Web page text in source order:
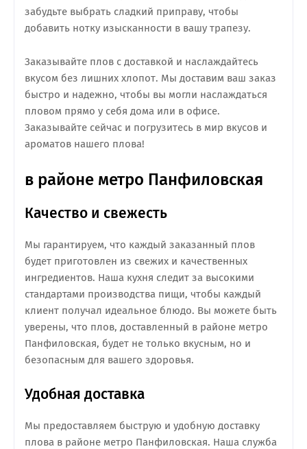
забудьте выбрать сладкий приправу, чтобы
добавить нотку изысканности в вашу трапезу.
Заказывайте плов с доставкой и наслаждайтесь
вкусом без лишних хлопот. Мы доставим ваш заказ
быстро и надежно, чтобы вы могли наслаждаться
пловом прямо у себя дома или в офисе.
Заказывайте сейчас и погрузитесь в мир вкусов и
ароматов нашего плова!
в районе метро Панфиловская
Качество и свежесть
Мы гарантируем, что каждый заказанный плов
будет приготовлен из свежих и качественных
ингредиентов. Наша кухня следит за высокими
стандартами производства пищи, чтобы каждый
клиент получал идеальное блюдо. Вы можете быть
уверены, что плов, доставленный в районе метро
Панфиловская, будет не только вкусным, но и
безопасным для вашего здоровья.
Удобная доставка
Мы предоставляем быструю и удобную доставку
плова в районе метро Панфиловская. Наша служба